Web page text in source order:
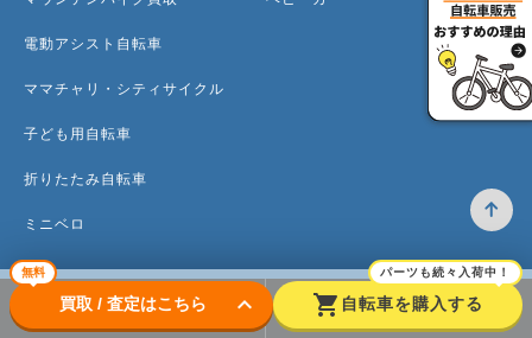
無料
買取 / 査定はこちら keyboard_arrow_down shopping_cart
パーツも続々入荷中！
自転車を購入する
電動アシスト自転車
ママチャリ・シティサイクル
子ども用自転車
折りたたみ自転車
ミニベロ
トップ 高価買取のワケ